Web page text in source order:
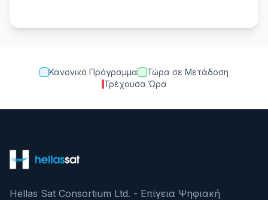
Κανονικό Πρόγραμμα
Τώρα σε Μετάδοση
Τρέχουσα Ώρα
Hellas Sat Consortium Ltd. - Επίγεια Ψηφιακή